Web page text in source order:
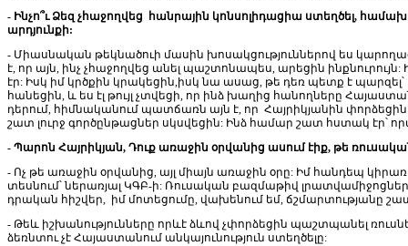
- Ինչո՞ւ Ձեզ չհաջողվեց հանրային կոնսոլիդացիա ստեղծել,
արդյունքի:
- Միասնական թեկնածուի մասին խոսակցություններով ես
է, որ այն, ինչ չհաջողվեց անել պաշտոնապես, արեցին
էր: Իսկ իմ կրծքին կրակեցին,իսկ նա ասաց, թե դեռ պետք է
հանեցին, և ես էլ թույլ չտվեցի, որ ինձ խաղից հանողները
դերում, հիմնականում պատճառն այն է, որ Հայրիկյանին
շատ լուրջ գործընթացներ սկսվեցին: Ինձ համար շատ հստակ էր՝
- Պարոն Հայրիկյան, Դուք առաջին օրվանից ասում էիք, թե
- Ոչ թե առաջին օրվանից, այլ միայն առաջին օրը: Իմ հանդեպ
տեսնում՝ ներառյալ ԿԳԲ-ի: Ռուսական բազմաթիվ լրատվամիջոցներ
դրական հիշվեր, իմ մոտեցումը, վախենում եմ, ճշմարտությանը
- Թեև իշխանությունները որևէ ձևով չփորձեցին պաշտպանել
ձեռնտու չէ Հայաստանում անկայունություն ստեղծելը: